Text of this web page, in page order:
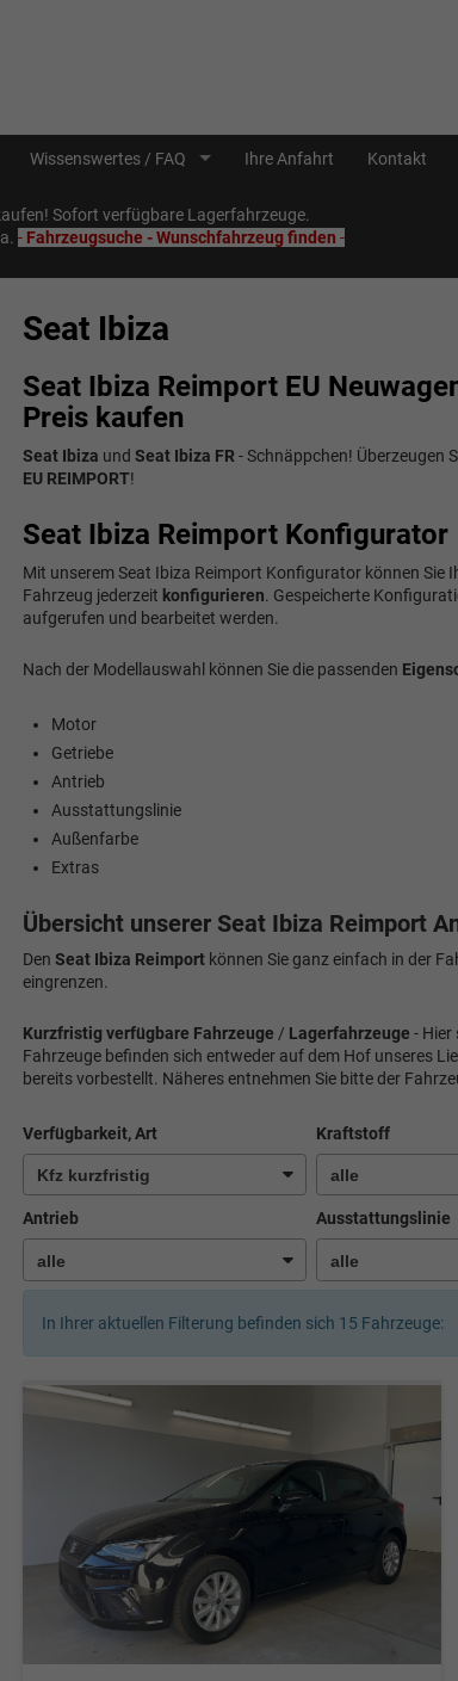
Wissenswertes / FAQ Ihre Anfahrt Kontakt
Sofort verfügbare Lagerfahrzeuge.
- Fahrzeugsuche - Wunschfahrzeug finden -
Seat Ibiza
Seat Ibiza Reimport EU
Preis kaufen
Seat Ibiza und Seat Ibiza FR - Schnäppchen! Überzeugen
EU REIMPORT!
Seat Ibiza Reimport Konfigurator
Mit unserem Seat Ibiza Reimport Konfigurator können Sie
Fahrzeug jederzeit konfigurieren. Gespeicherte
aufgerufen und bearbeitet werden.
Nach der Modellauswahl können Sie die passenden
Motor
Getriebe
Antrieb
Ausstattungslinie
Außenfarbe
Extras
Übersicht unserer Seat Ibiza Reimport
Den Seat Ibiza Reimportkönnen Sie ganz einfach in der
eingrenzen.
Kurzfristig verfügbare Fahrzeuge / Lagerfahrzeuge - Hier
Fahrzeuge befinden sich entweder auf dem Hof unseres
bereits vorbestellt. Näheres entnehmen Sie bitte der
Verfügbarkeit, Art Kraftstoff
Antrieb Ausstattungslinie
In Ihrer aktuellen Filterung befinden sich 15 Fahrzeuge: